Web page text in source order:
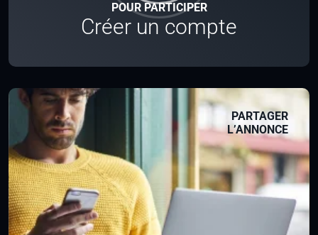
POUR PARTICIPER
Créer un compte
PARTAGER
L’ANNONCE